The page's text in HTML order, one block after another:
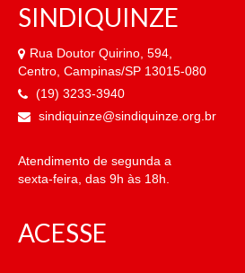
SINDIQUINZE
Rua Doutor Quirino, 594,
Centro, Campinas/SP 13015-080
(19) 3233-3940
sindiquinze@sindiquinze.org.br
Atendimento de segunda a
sexta-feira, das 9h às 18h.
ACESSE